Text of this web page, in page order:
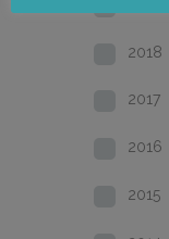
2018
2017
2016
2015